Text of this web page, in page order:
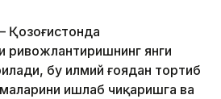
Қозоғистонда
ривожлантиришнинг янги
бу илмий ғоядан тортиб
ишлаб чиқаришга ва